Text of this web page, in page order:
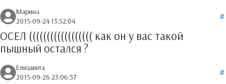
Марина
2015-09-24 13:52:04
ОСЕЛ (((((((((((((((((( как он у вас такой
пышный остался ?
Елизавета
2015-09-26 23:06:57